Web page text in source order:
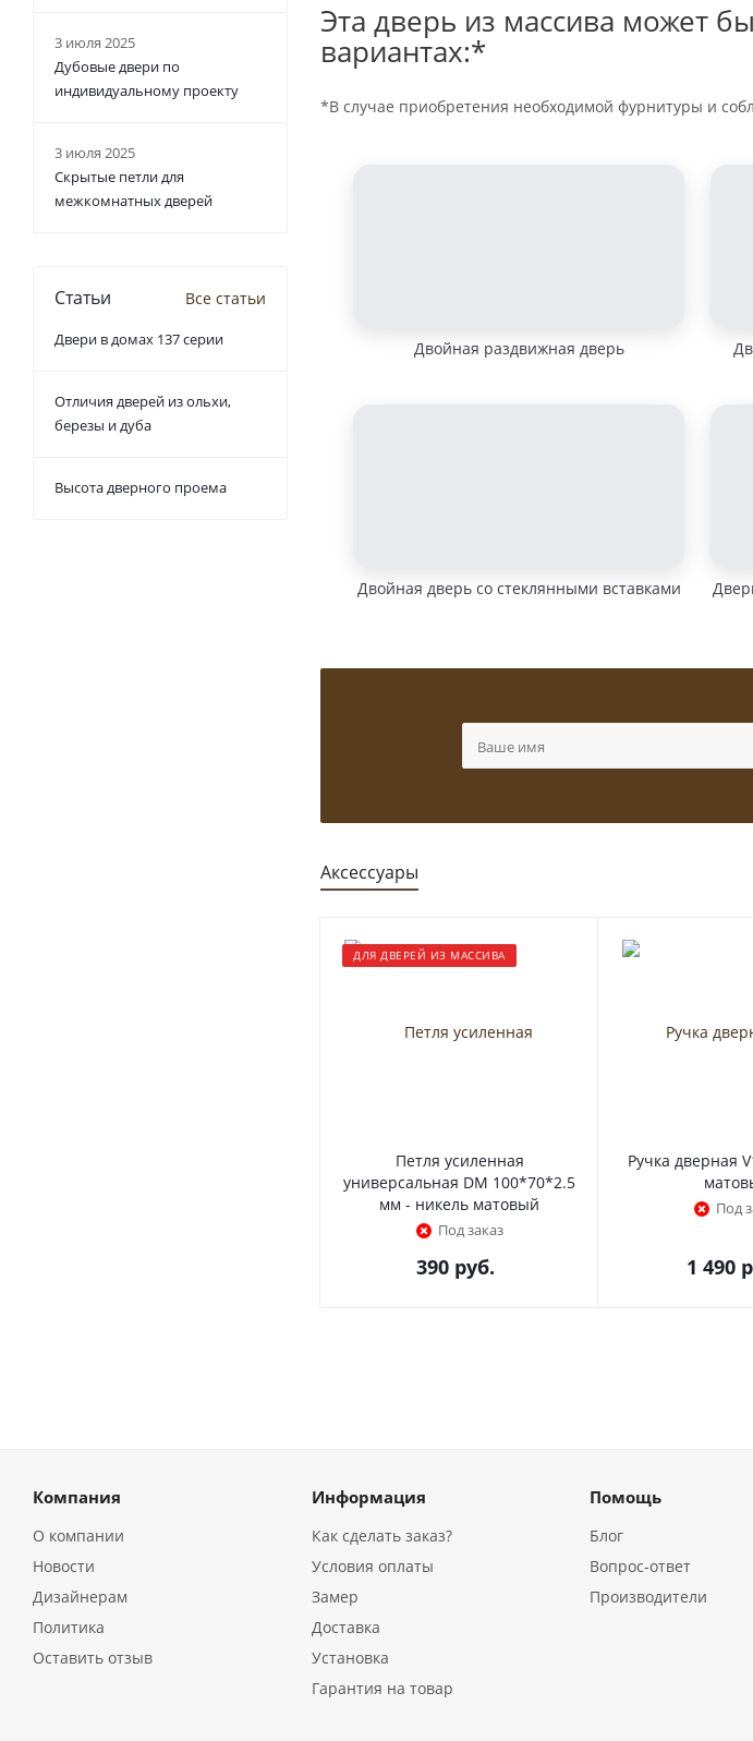
Эта дверь из массива может
вариантах:*
*В случае приобретения необходимой фурнитуры и
Двойная раздвижная дверь
Двойная дверь со стеклянными вставками
Аксессуары
ДЛЯ ДВЕРЕЙ ИЗ МАССИВА
Петля усиленная
универсальная DM 100*70*2.5
мм - никель матовый
Под заказ
390 руб.
Ручка дверная
Под
1 490
3 июля 2025
Дубовые двери по
индивидуальному проекту
3 июля 2025
Скрытые петли для
межкомнатных дверей
Статьи Все статьи
Двери в домах 137 серии
Отличия дверей из ольхи,
березы и дуба
Высота дверного проема
Компания
О компании
Новости
Дизайнерам
Политика
Оставить отзыв
Информация
Как сделать заказ?
Условия оплаты
Замер
Доставка
Установка
Гарантия на товар
Помощь
Блог
Вопрос-ответ
Производители